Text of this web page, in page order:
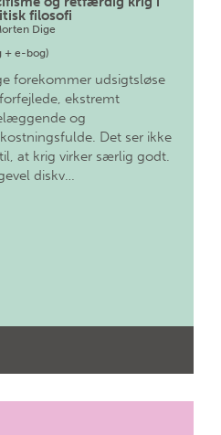
filosofi
Dige
+ e-bog)
forekommer udsigtsløse
ekstremt
og
Det ser ikke
at krig virker særlig godt.
diskv…